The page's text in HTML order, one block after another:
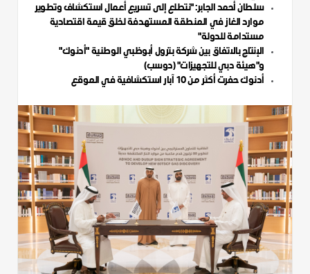
سلطان أحمد الجابر: "نتطلع إلى تسريع أعمال استكشاف وتطوير
موارد الغاز في المنطقة المستهدفة لخلق قيمة اقتصادية
مستدامة للدولة"
الإنتاج بالاتفاق بين شركة بترول أبوظبي الوطنية "أدنوك"
و"هيئة دبي للتجهيزات" (دوسب)
أدنوك حفرت أكثر من 10 آبار استكشافية في الموقع